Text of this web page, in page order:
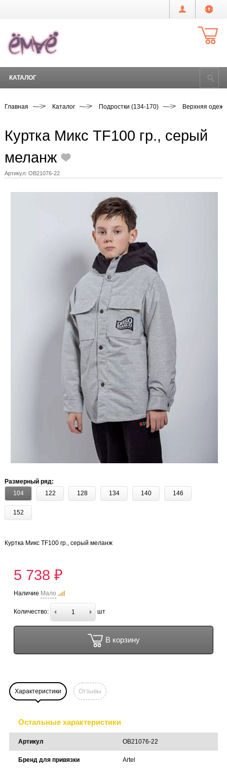
КАТАЛОГ
Главная Каталог Подростки (134-170) Верхняя
Куртка Микс TF100 гр., серый
меланж
Артикул: OB21076-22
Размерный ряд:
104
122 128 134 140 146
152
Куртка Микс TF100 гр., серый меланж
5 738 ₽
Наличие Мало
Количество: шт
В корзину
Характеристики Отзывы
Остальные характеристики
Артикул OB21076-22
Бренд для привязки Artel